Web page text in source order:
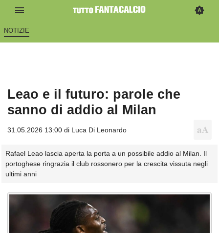
NOTIZIE
Leao e il futuro: parole che
sanno di addio al Milan
31.05.2026 13:00 di Luca Di Leonardo
Rafael Leao lascia aperta la porta a un possibile addio al Milan. Il
portoghese ringrazia il club rossonero per la crescita vissuta negli
ultimi anni